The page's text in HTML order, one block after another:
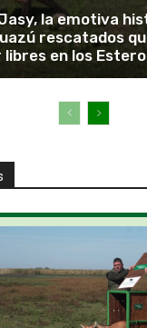
la emotiva
rescatados
en los